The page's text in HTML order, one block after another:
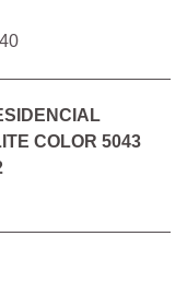
COLOR 5043